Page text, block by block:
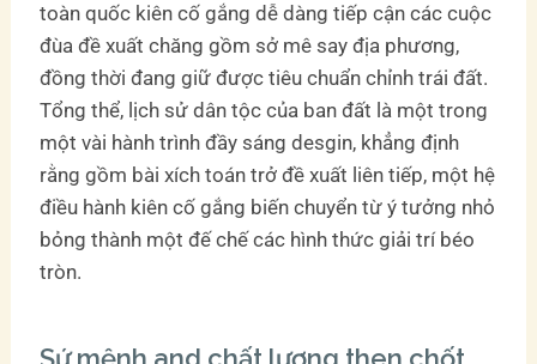
toàn quốc kiên cố gắng dễ dàng tiếp cận các cuộc
đùa đề xuất chăng gồm sở mê say địa phương,
đồng thời đang giữ được tiêu chuẩn chỉnh trái đất.
Tổng thể, lịch sử dân tộc của ban đất là một trong
một vài hành trình đầy sáng desgin, khẳng định
rằng gồm bài xích toán trở đề xuất liên tiếp, một hệ
điều hành kiên cố gắng biến chuyển từ ý tưởng nhỏ
bỏng thành một đế chế các hình thức giải trí béo
tròn.